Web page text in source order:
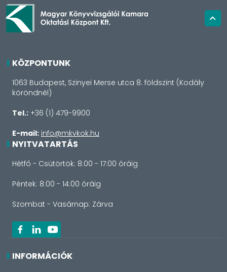
KÖZPONTUNK
1063 Budapest, Szinyei Merse utca 8. földszint (Kodály
köröndnél)
Tel.: +36 (1) 479-9900
E-mail: info@mkvkok.hu
NYITVATARTÁS
Hétfő - Csütörtök: 8:00 - 17:00 óráig
Péntek: 8:00 - 14:00 óráig
Szombat - Vasárnap: Zárva
INFORMÁCIÓK